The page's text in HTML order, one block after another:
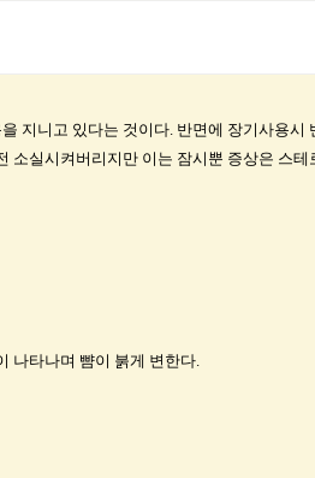
지니고 있다는 것이다. 반면에 장기사용
실시켜버리지만 이는 잠시뿐 증상은 스
나타나며 뺨이 붉게 변한다.